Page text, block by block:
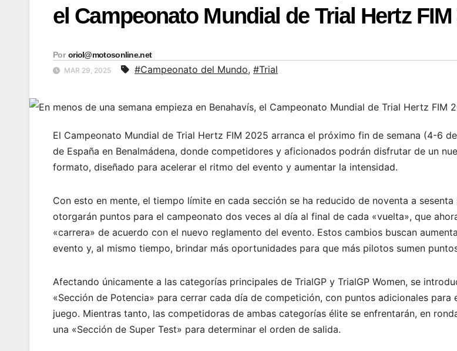
el Campeonato Mundial de Trial Hertz FIM
Por oriol@motosonline.net
MAR 29, 2025 #Campeonato del Mundo, #Trial
El Campeonato Mundial de Trial Hertz FIM 2025 arranca el próximo fin de semana (4-6
de España en Benalmádena, donde competidores y aficionados podrán disfrutar de un
formato, diseñado para acelerar el ritmo del evento y aumentar la intensidad.
Con esto en mente, el tiempo límite en cada sección se ha reducido de noventa a sesenta
otorgarán puntos para el campeonato dos veces al día al final de cada «vuelta», que
«carrera» de acuerdo con el nuevo reglamento del evento. Estos cambios buscan
evento y, al mismo tiempo, brindar más oportunidades para que más pilotos sumen
Afectando únicamente a las categorías principales de TrialGP y TrialGP Women, se
«Sección de Potencia» para cerrar cada día de competición, con puntos adicionales para
juego. Mientras tanto, las competidoras de ambas categorías élite se enfrentarán, en
una «Sección de Super Test» para determinar el orden de salida.